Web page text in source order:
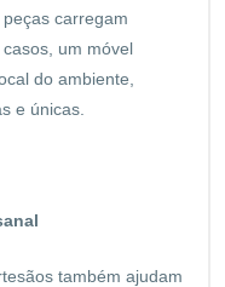
carregam
um móvel
do ambiente,
e únicas.
também ajudam